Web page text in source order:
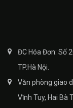
ĐC Hóa Đơn: Số
TP.Hà Nội.
Văn phòng giao
Vĩnh Tuy, Hai Bà